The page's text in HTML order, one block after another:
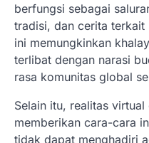
berfungsi sebagai
tradisi, dan cerita terkait
ini memungkinkan
terlibat dengan narasi
rasa komunitas global
Selain itu, realitas
memberikan cara-cara
tidak dapat menghadiri